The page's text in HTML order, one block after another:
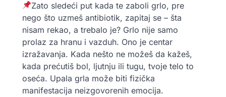
Zato sledeći put kada te zaboli grlo, pre
nego što uzmeš antibiotik, zapitaj se – šta
nisam rekao, a trebalo je? Grlo nije samo
prolaz za hranu i vazduh. Ono je centar
izražavanja. Kada nešto ne možeš da kažeš,
kada prećutiš bol, ljutnju ili tugu, tvoje telo to
oseća. Upala grla može biti fizička
manifestacija neizgovorenih emocija.